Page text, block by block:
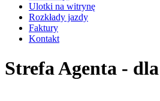
Ulotki na witrynę
Rozkłady jazdy
Faktury
Kontakt
Strefa Agenta -